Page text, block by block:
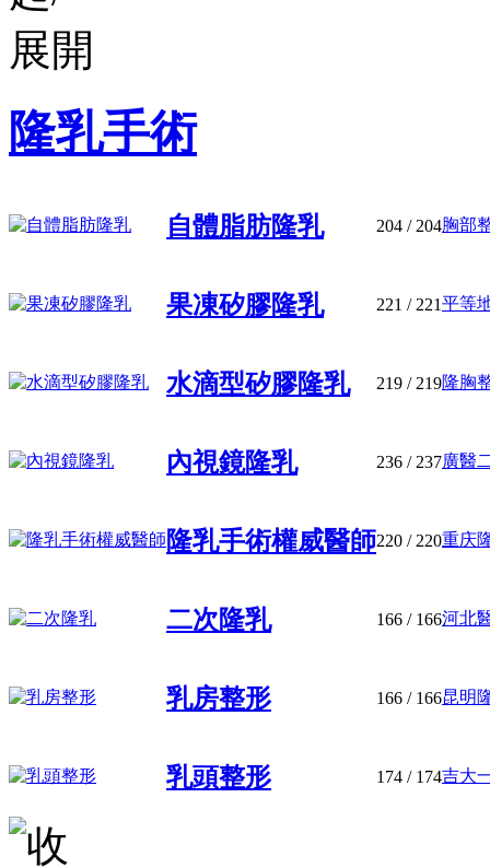
隆乳手術
自體脂肪隆乳 204 / 204胸部
果凍矽膠隆乳 221 / 221平等
水滴型矽膠隆乳 219 / 219隆胸
內視鏡隆乳 236 / 237廣醫
隆乳手術權威醫師220 / 220重庆
二次隆乳 166 / 166河北
乳房整形 166 / 166昆明
乳頭整形 174 / 174吉大